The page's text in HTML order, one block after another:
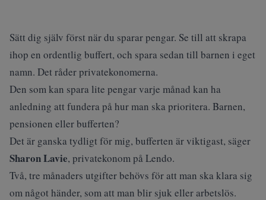
Sätt dig själv först när du sparar pengar. Se till att skrapa
ihop en ordentlig buffert, och spara sedan till barnen i eget
namn. Det råder privatekonomerna.
Den som kan spara lite pengar varje månad kan ha
anledning att fundera på hur man ska prioritera. Barnen,
pensionen eller bufferten?
Det är ganska tydligt för mig, bufferten är viktigast, säger
Sharon Lavie, privatekonom på Lendo.
Två, tre månaders utgifter behövs för att man ska klara sig
om något händer, som att man blir sjuk eller arbetslös.